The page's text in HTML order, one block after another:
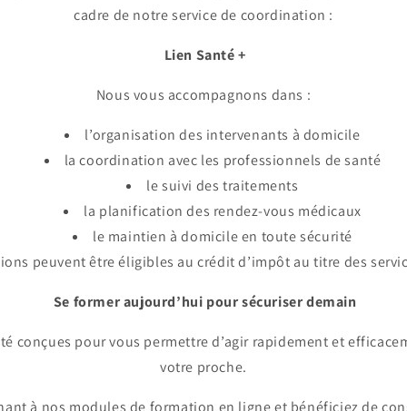
cadre de notre service de coordination :
Lien Santé +
Nous vous accompagnons dans :
l’organisation des intervenants à domicile
la coordination avec les professionnels de santé
le suivi des traitements
la planification des rendez-vous médicaux
le maintien à domicile en toute sécurité
peuvent être éligibles au crédit d’impôt au titre des
Se former aujourd’hui pour sécuriser demain
conçues pour vous permettre d’agir rapidement et
votre proche.
à nos modules de formation en ligne et bénéficiez de